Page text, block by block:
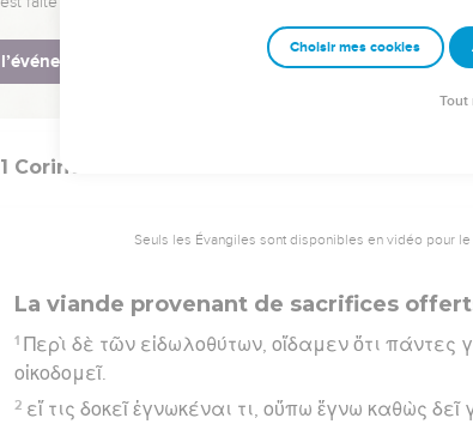
ἔχειν.
Hébreu : © Westminster Leningrad Codex - tanach.us --- Grec : ©
1 Corinthiens
Seuls les Évangiles sont disponibles en vidéo pour le
La viande provenant de sacrifices
1 Περὶ δὲ τῶν εἰδωλοθύτων, οἴδαμεν ὅτι πάντες
οἰκοδομεῖ.
2 εἴ τις δοκεῖ ἐγνωκέναι τι, οὔπω ἔγνω καθὼς δεῖ
Choisir mes cookies
Tout